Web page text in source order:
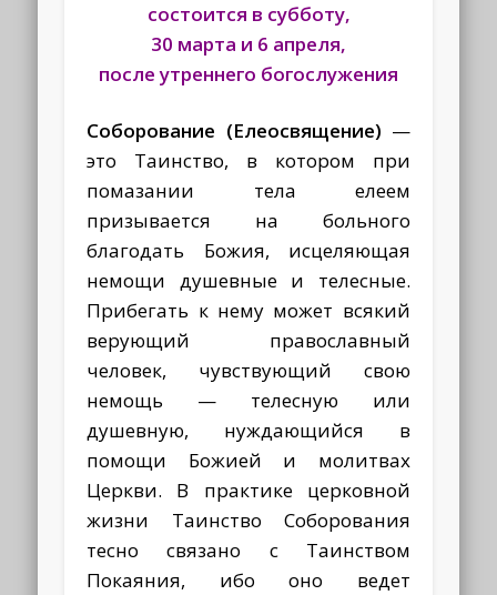
состоится в субботу,
30 марта и 6 апреля,
после утреннего богослужения
Соборование (Елеосвящение) —
это Таинство, в котором при
помазании тела елеем
призывается на больного
благодать Божия, исцеляющая
немощи душевные и телесные.
Прибегать к нему может всякий
верующий православный
человек, чувствующий свою
немощь — телесную или
душевную, нуждающийся в
помощи Божией и молитвах
Церкви. В практике церковной
жизни Таинство Соборования
тесно связано с Таинством
Покаяния, ибо оно ведет